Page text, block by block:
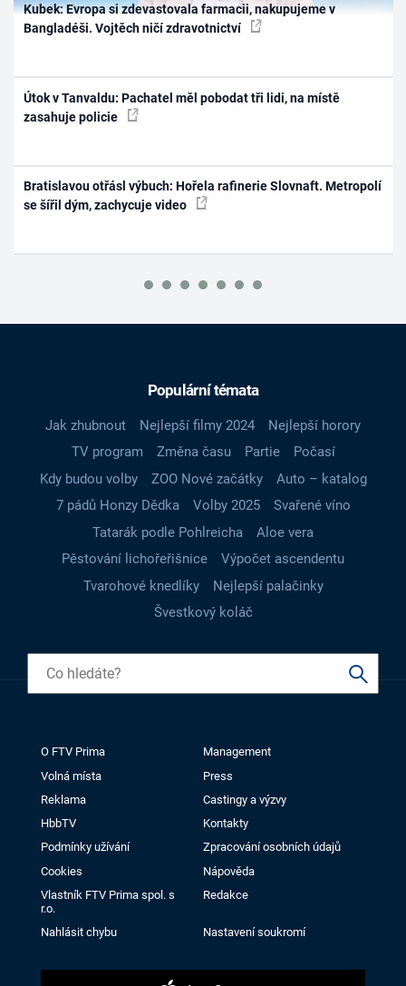
Kubek: Evropa si zdevastovala farmacii, nakupujeme v
Bangladéši. Vojtěch ničí zdravotnictví
Útok v Tanvaldu: Pachatel měl pobodat tři lidi, na místě
zasahuje policie
Bratislavou otřásl výbuch: Hořela rafinerie Slovnaft. Metropolí
se šířil dým, zachycuje video
Populární témata
Jak zhubnout Nejlepší filmy 2024
Nejlepší horory
TV program
Změna času Partie
Počasí
Kdy budou volby
ZOO Nové začátky
Auto – katalog
7 pádů Honzy Dědka
Volby 2025
Svařené víno
Tatarák podle Pohlreicha
Aloe vera
Pěstování lichořeřišnice
Výpočet ascendentu
Tvarohové knedlíky
Nejlepší palačinky
Švestkový koláč
O FTV Prima
Management
Volná místa
Press
Reklama
Castingy a výzvy
HbbTV
Kontakty
Podmínky užívání
Zpracování osobních údajů
Cookies
Nápověda
Vlastník FTV Prima spol. s
r.o.
Redakce
Nahlásit chybu Nastavení soukromí